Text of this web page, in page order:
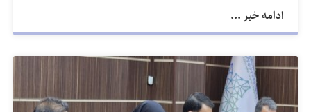
ادامه خبر ...